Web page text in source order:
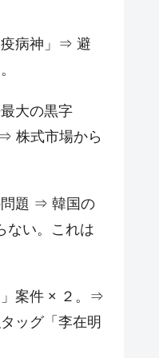
疫病神」⇒ 避
大の黒字
株式市場から
問題 ⇒ 韓国の
ない。これは
」案件 × ２。⇒
ッグ「李在明